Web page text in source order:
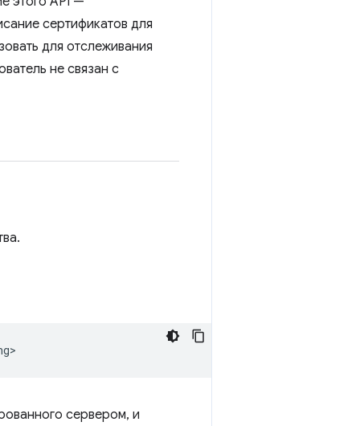
сертификатов для
для отслеживания
не связан с
сервером, и